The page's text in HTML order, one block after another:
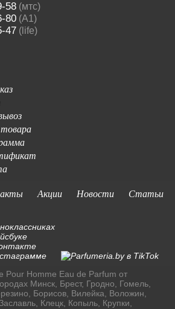
58(мтс)
80(A1)
47(life)
Акции Новости
Статьи
Homme Eau de Parfum от
Минск, Брест, Гродно, Гомель,
Борисов, Вилейка, Воложин,
Клецк, Копыль, Крупки,